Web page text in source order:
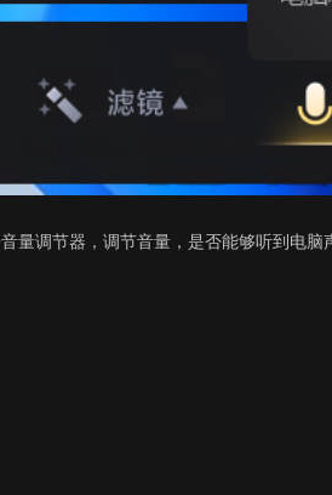
量调节器，调节音量，是否能够听到电脑